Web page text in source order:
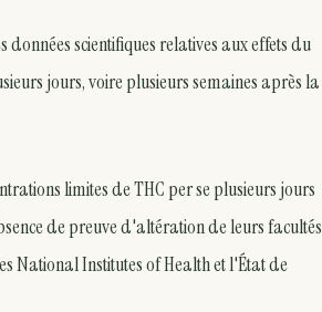
scientifiques relatives aux effets du
jours, voire plusieurs semaines après la
limites de THC per se plusieurs jours
de preuve d'altération de leurs facultés
National Institutes of Health et l'État de